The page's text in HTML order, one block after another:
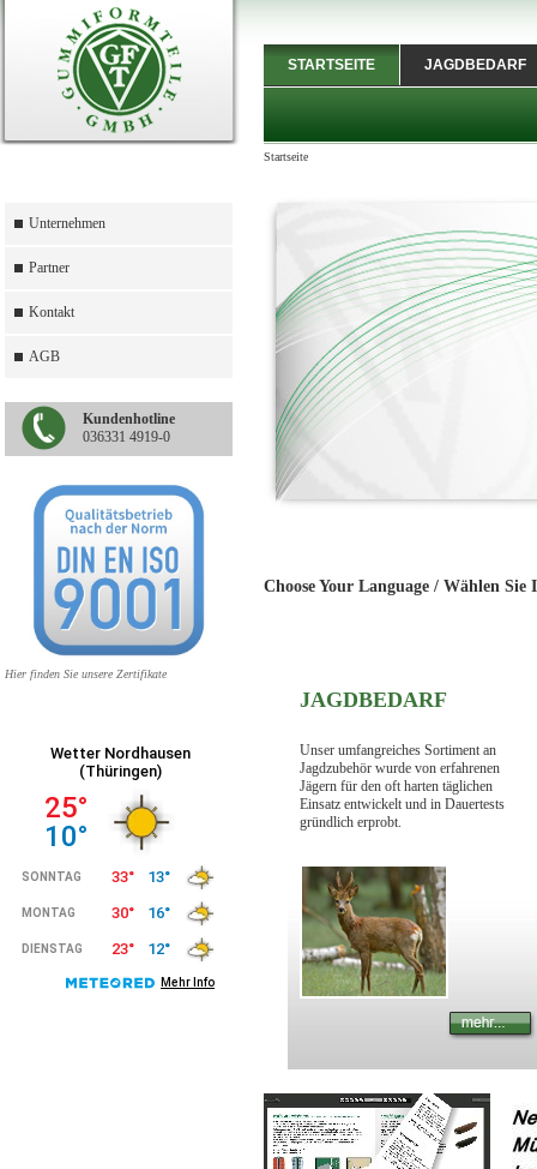
Unternehmen
Partner
Kontakt
AGB
Kundenhotline
036331 4919-0
Hier finden Sie unsere Zertifikate
STARTSEITE JAGDBEDARF
Startseite
Choose Your Language /
JAGDBEDARF
Unser umfangreiches Sortiment an
Jagdzubehör wurde von erfahrenen
Jägern für den oft harten täglichen
Einsatz entwickelt und in Dauertests
gründlich erprobt.